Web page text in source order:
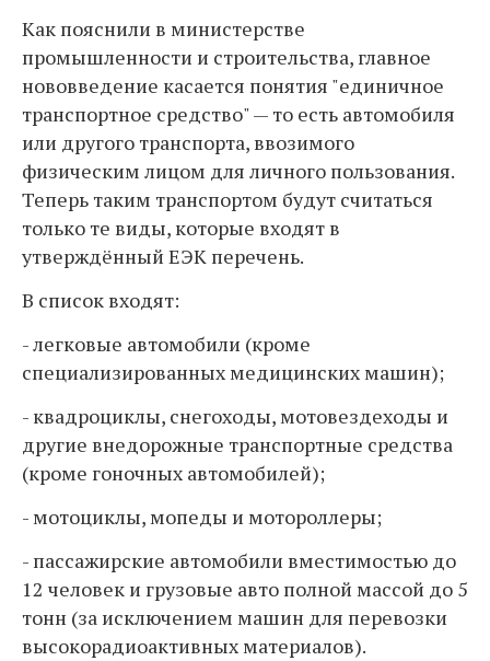
Как пояснили в министерстве
промышленности и строительства, главное
нововведение касается понятия "единичное
транспортное средство" — то есть автомобиля
или другого транспорта, ввозимого
физическим лицом для личного пользования.
Теперь таким транспортом будут считаться
только те виды, которые входят в
утверждённый ЕЭК перечень.
В список входят:
- легковые автомобили (кроме
специализированных медицинских машин);
- квадроциклы, снегоходы, мотовездеходы и
другие внедорожные транспортные средства
(кроме гоночных автомобилей);
- мотоциклы, мопеды и мотороллеры;
- пассажирские автомобили вместимостью до
12 человек и грузовые авто полной массой до 5
тонн (за исключением машин для перевозки
высокорадиоактивных материалов).